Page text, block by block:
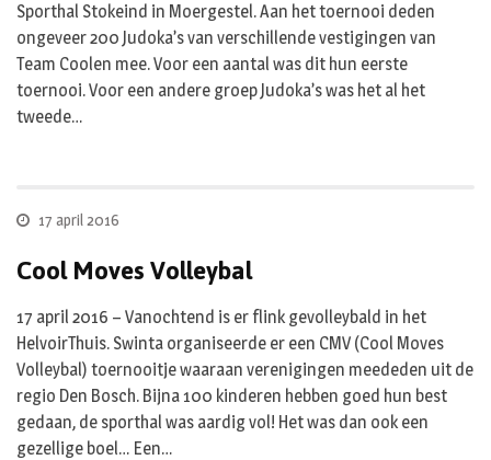
Sporthal Stokeind in Moergestel. Aan het toernooi deden
ongeveer 200 Judoka’s van verschillende vestigingen van
Team Coolen mee. Voor een aantal was dit hun eerste
toernooi. Voor een andere groep Judoka’s was het al het
tweede…
17 april 2016
Cool Moves Volleybal
17 april 2016 – Vanochtend is er flink gevolleybald in het
HelvoirThuis. Swinta organiseerde er een CMV (Cool Moves
Volleybal) toernooitje waaraan verenigingen meededen uit de
regio Den Bosch. Bijna 100 kinderen hebben goed hun best
gedaan, de sporthal was aardig vol! Het was dan ook een
gezellige boel… Een…